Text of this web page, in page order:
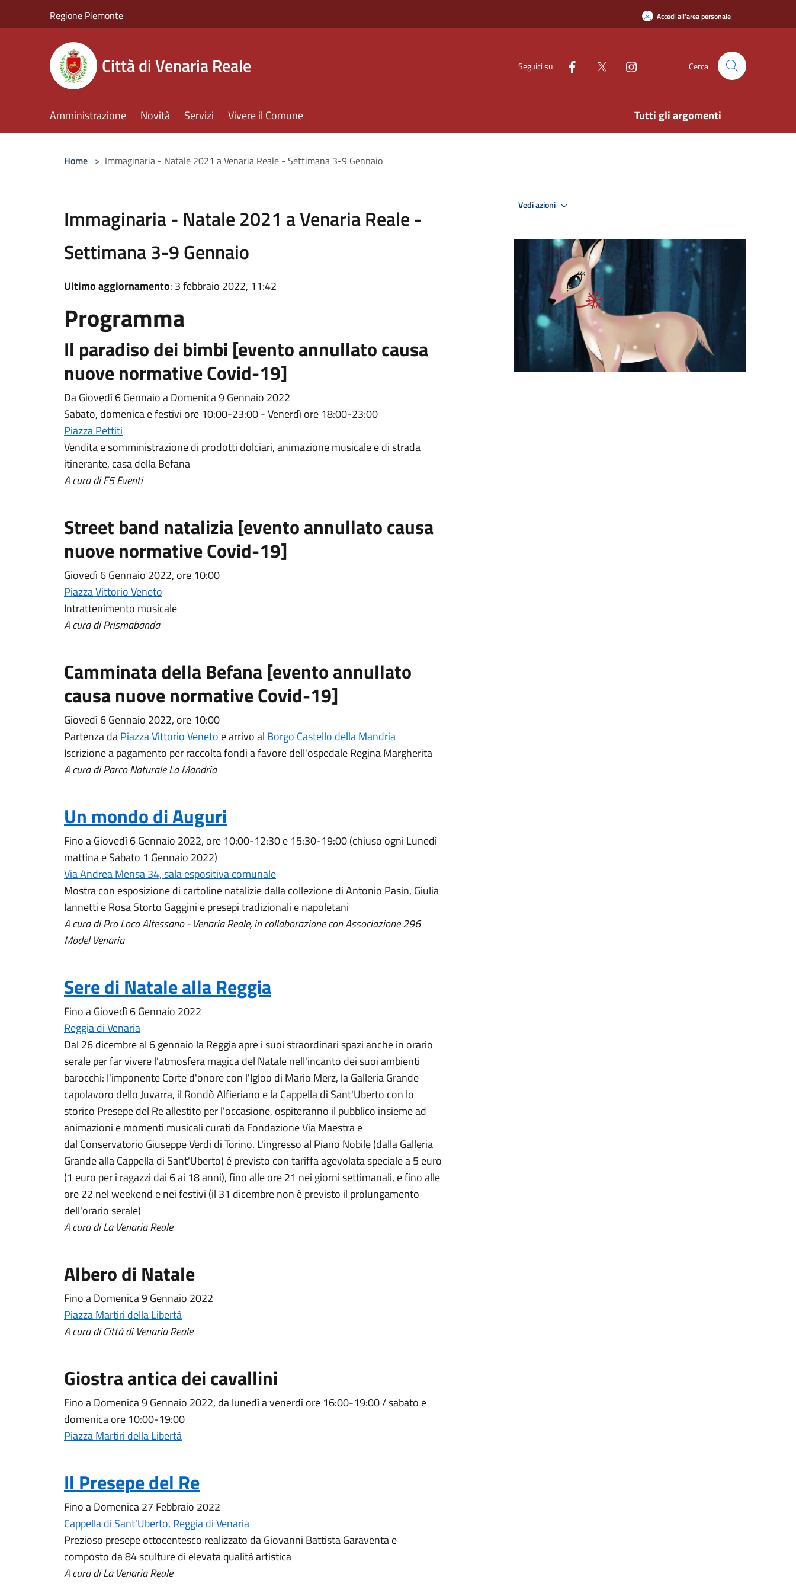
Regione Piemonte Accedi all'area personale
Città di Venaria Reale Seguici su Cerca
Amministrazione Novità Servizi Vivere il Comune Tutti gli argomenti
Home > Immaginaria - Natale 2021 a Venaria Reale - Settimana 3-9 Gennaio
Immaginaria - Natale 2021 a Venaria Reale -
Settimana 3-9 Gennaio
Ultimo aggiornamento: 3 febbraio 2022, 11:42
Programma
Il paradiso dei bimbi [evento annullato causa
nuove normative Covid-19]
Da Giovedì 6 Gennaio a Domenica 9 Gennaio 2022
Sabato, domenica e festivi ore 10:00-23:00 - Venerdì ore 18:00-23:00
Piazza Pettiti
Vendita e somministrazione di prodotti dolciari, animazione musicale e di strada
itinerante, casa della Befana
A cura di F5 Eventi
Street band natalizia [evento annullato causa
nuove normative Covid-19]
Giovedì 6 Gennaio 2022, ore 10:00
Piazza Vittorio Veneto
Intrattenimento musicale
A cura di Prismabanda
Camminata della Befana [evento annullato
causa nuove normative Covid-19]
Giovedì 6 Gennaio 2022, ore 10:00
Partenza daPiazza Vittorio Veneto e arrivo al Borgo Castello della Mandria
Iscrizione a pagamento per raccolta fondi a favore dell'ospedale Regina Margherita
A cura di Parco Naturale La Mandria
Un mondo di Auguri
Fino a Giovedì 6 Gennaio 2022, ore 10:00-12:30 e 15:30-19:00 (chiuso ogni Lunedì
mattina e Sabato 1 Gennaio 2022)
Via Andrea Mensa 34, sala espositiva comunale
Mostra con esposizione di cartoline natalizie dalla collezione di Antonio Pasin, Giulia
Iannetti e Rosa Storto Gaggini e presepi tradizionali e napoletani
A cura di Pro Loco Altessano - Venaria Reale, in collaborazione con Associazione 296
Model Venaria
Sere di Natale alla Reggia
Fino a Giovedì 6 Gennaio 2022
Reggia di Venaria
Dal 26 dicembre al 6 gennaio la Reggia apre i suoi straordinari spazi anche in orario
serale per far vivere l'atmosfera magica del Natale nell'incanto dei suoi ambienti
barocchi: l'imponente Corte d'onore con l'Igloo di Mario Merz, la Galleria Grande
capolavoro dello Juvarra, il Rondò Alfieriano e la Cappella di Sant'Uberto con lo
storico Presepe del Re allestito per l'occasione, ospiteranno il pubblico insieme ad
animazioni e momenti musicali curati da Fondazione Via Maestra e
dal Conservatorio Giuseppe Verdi di Torino. L'ingresso al Piano Nobile (dalla Galleria
Grande alla Cappella di Sant'Uberto) è previsto con tariffa agevolata speciale a 5 euro
(1 euro per i ragazzi dai 6 ai 18 anni), fino alle ore 21 nei giorni settimanali, e fino alle
ore 22 nel weekend e nei festivi (il 31 dicembre non è previsto il prolungamento
dell'orario serale)
A cura di La Venaria Reale
Albero di Natale
Fino a Domenica 9 Gennaio 2022
Piazza Martiri della Libertà
A cura di Città di Venaria Reale
Giostra antica dei cavallini
Fino a Domenica 9 Gennaio 2022, da lunedì a venerdì ore 16:00-19:00 / sabato e
domenica ore 10:00-19:00
Piazza Martiri della Libertà
Il Presepe del Re
Fino a Domenica 27 Febbraio 2022
Cappella di Sant'Uberto, Reggia di Venaria
Prezioso presepe ottocentesco realizzato da Giovanni Battista Garaventa e
composto da 84 sculture di elevata qualità artistica
A cura di La Venaria Reale
Vedi azioni